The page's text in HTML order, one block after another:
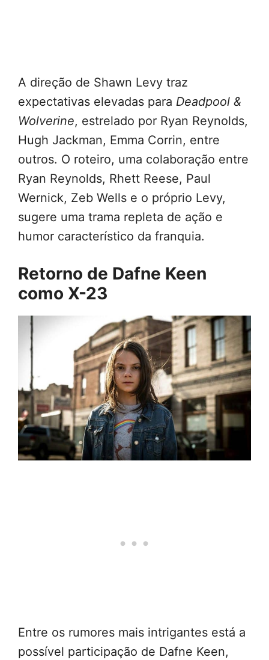
A direção de Shawn Levy traz
expectativas elevadas para Deadpool &
Wolverine, estrelado por Ryan Reynolds,
Hugh Jackman, Emma Corrin, entre
outros. O roteiro, uma colaboração entre
Ryan Reynolds, Rhett Reese, Paul
Wernick, Zeb Wells e o próprio Levy,
sugere uma trama repleta de ação e
humor característico da franquia.
Retorno de Dafne Keen
como X-23
Entre os rumores mais intrigantes está a
possível participação de Dafne Keen,